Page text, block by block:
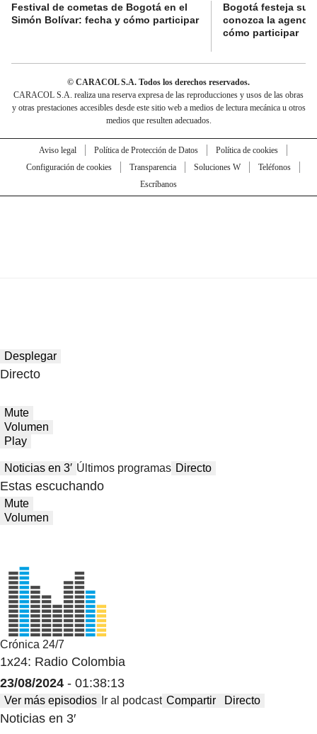
Festival de cometas de Bogotá en el
Simón Bolívar: fecha y cómo participar
Bogotá festeja su
conozca la
cómo participar
© CARACOL S.A. Todos los derechos reservados.
CARACOL S.A. realiza una reserva expresa de las reproducciones y usos de las obras
y otras prestaciones accesibles desde este sitio web a medios de lectura mecánica u otros
medios que resulten adecuados.
Aviso legal Política de Protección de Datos
Política de cookies
Configuración de cookies
Transparencia Soluciones W
Teléfonos
Escríbanos
Desplegar
Directo
Mute
Volumen
Play
Noticias en 3′ Últimos programas Directo
Estas escuchando
Mute
Volumen
Crónica 24/7
1x24: Radio Colombia
23/08/2024 - 01:38:13
Ver más episodios Ir al podcast Compartir Directo
Noticias en 3′